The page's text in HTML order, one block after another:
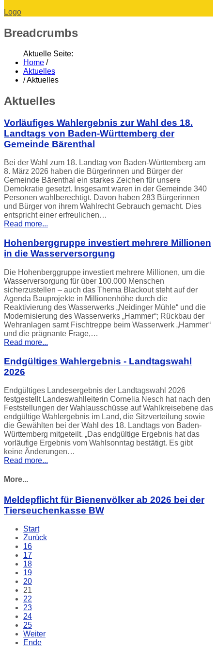
Logo
Breadcrumbs
Aktuelle Seite:
Home /
Aktuelles
/Aktuelles
Aktuelles
Vorläufiges Wahlergebnis zur Wahl des 18.
Landtags von Baden-Württemberg der
Gemeinde Bärenthal
Bei der Wahl zum 18. Landtag von Baden-Württemberg am
8. März 2026 haben die Bürgerinnen und Bürger der
Gemeinde Bärenthal ein starkes Zeichen für unsere
Demokratie gesetzt. Insgesamt waren in der Gemeinde 340
Personen wahlberechtigt. Davon haben 283 Bürgerinnen
und Bürger von ihrem Wahlrecht Gebrauch gemacht. Dies
entspricht einer erfreulichen…
Read more...
Hohenberggruppe investiert mehrere Millionen
in die Wasserversorgung
Die Hohenberggruppe investiert mehrere Millionen, um die
Wasserversorgung für über 100.000 Menschen
sicherzustellen – auch das Thema Blackout steht auf der
Agenda Bauprojekte in Millionenhöhe durch die
Reaktivierung des Wasserwerks „Neidinger Mühle“ und die
Modernisierung des Wasserwerks „Hammer“; Rückbau der
Wehranlagen samt Fischtreppe beim Wasserwerk „Hammer“
und die prägnante Frage,…
Read more...
Endgültiges Wahlergebnis - Landtagswahl
2026
Endgültiges Landesergebnis der Landtagswahl 2026
festgestellt Landeswahlleiterin Cornelia Nesch hat nach den
Feststellungen der Wahlausschüsse auf Wahlkreisebene das
endgültige Wahlergebnis im Land, die Sitzverteilung sowie
die Gewählten bei der Wahl des 18. Landtags von Baden-
Württemberg mitgeteilt. „Das endgültige Ergebnis hat das
vorläufige Ergebnis vom Wahlsonntag bestätigt. Es gibt
keine Änderungen…
Read more...
More...
Meldepflicht für Bienenvölker ab 2026 bei der
Tierseuchenkasse BW
Start
Zurück
16
17
18
19
20
21
22
23
24
25
Weiter
Ende